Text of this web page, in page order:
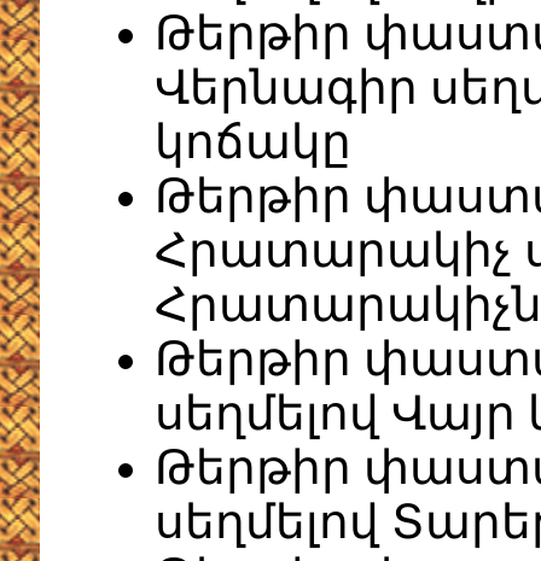
Թերթիր
Վերնագիր
կոճակը
Թերթիր
Հրատարակիչ
Թերթիր
սեղմելով
Թերթիր
սեղմելով